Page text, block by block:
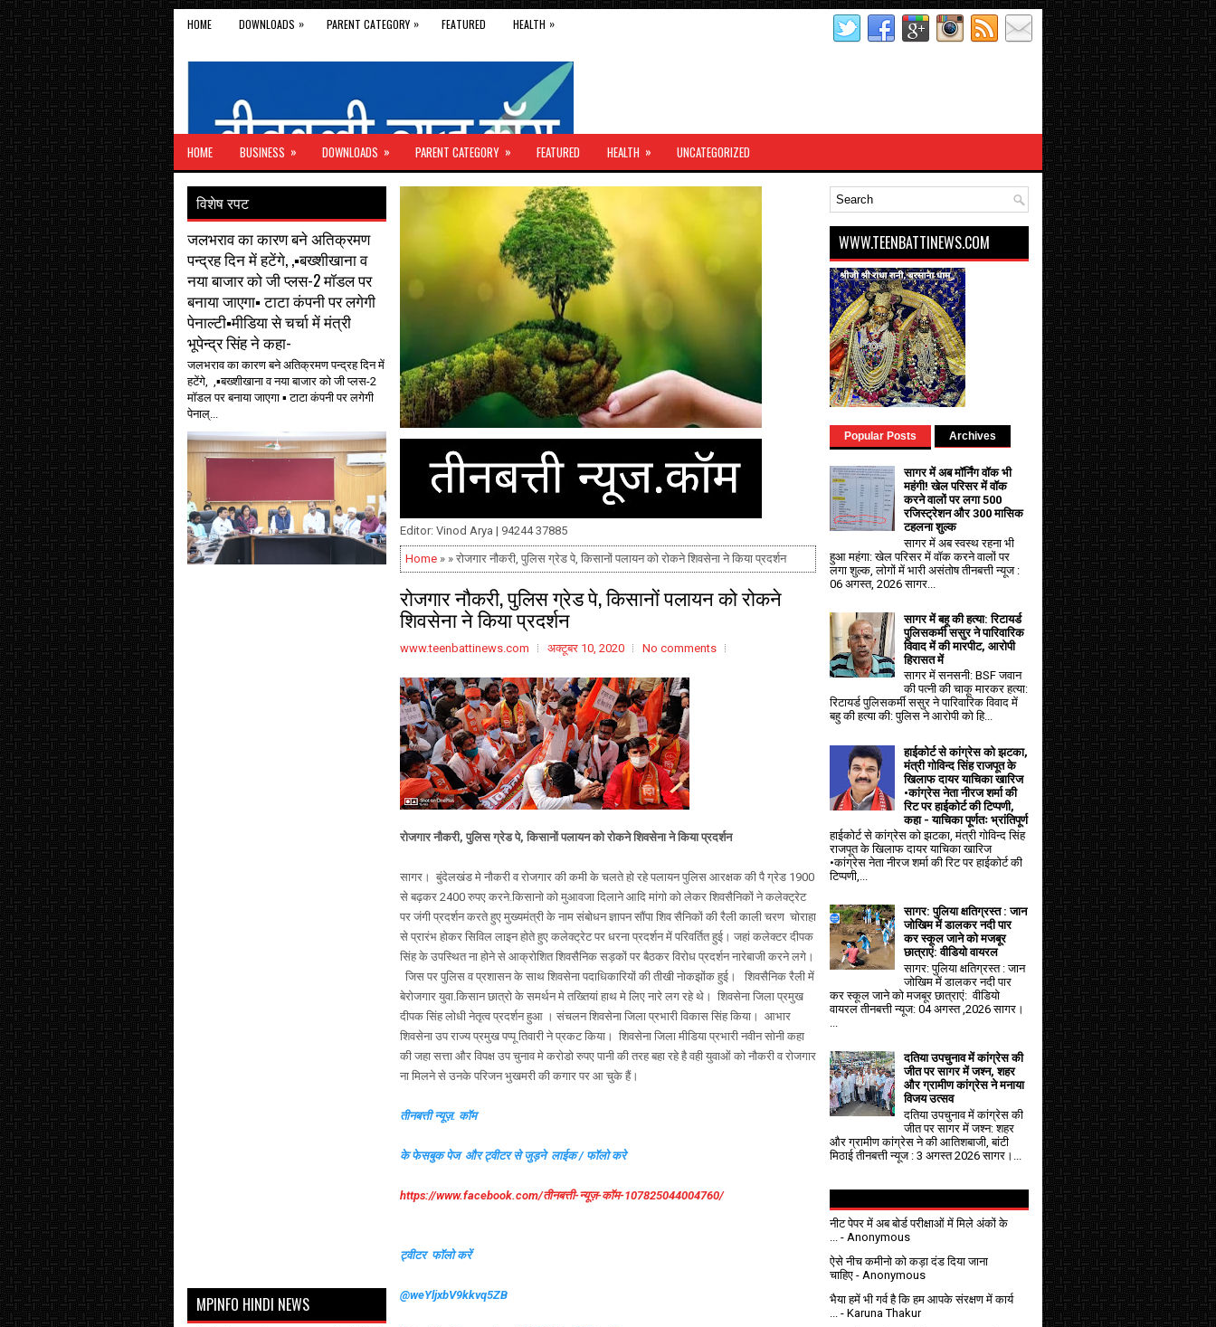
HOME DOWNLOADS » PARENT CATEGORY » FEATURED HEALTH »
HOME BUSINESS » DOWNLOADS » PARENT CATEGORY » FEATURED HEALTH » UNCATEGORIZED
Editor: Vinod Arya | 94244 37885
Home » » रोजगार नौकरी, पुलिस ग्रेड पे, किसानों पलायन को रोकने शिवसेना ने किया प्रदर्शन
रोजगार नौकरी, पुलिस ग्रेड पे, किसानों पलायन को रोकने
शिवसेना ने किया प्रदर्शन
www.teenbattinews.com अक्टूबर 10, 2020 No comments
रोजगार नौकरी, पुलिस ग्रेड पे, किसानों पलायन को रोकने शिवसेना ने किया प्रदर्शन
सागर। बुंदेलखंड मे नौकरी व रोजगार की कमी के चलते हो रहे पलायन पुलिस आरक्षक की पै ग्रेड 1900
से बढ़कर 2400 रुपए करने.किसानो को मुआवजा दिलाने आदि मांगो को लेकर शिवसैनिकों ने कलेक्ट्रेट
पर जंगी प्रदर्शन करते हुए मुख्यमंत्री के नाम संबोधन ज्ञापन सौंपा शिव सैनिकों की रैली काली चरण चोराहा
से प्रारंभ होकर सिविल लाइन होते हुए कलेक्ट्रेट पर धरना प्रदर्शन में परिवर्तित हुई। जहां कलेक्टर दीपक
सिंह के उपस्थित ना होने से आक्रोशित शिवसैनिक सड़कों पर बैठकर विरोध प्रदर्शन नारेबाजी करने लगे।
जिस पर पुलिस व प्रशासन के साथ शिवसेना पदाधिकारियों की तीखी नोकझोंक हुई। शिवसैनिक रैली में
बेरोजगार युवा.किसान छात्रो के समर्थन मे तख्तियां हाथ मे लिए नारे लग रहे थे। शिवसेना जिला प्रमुख
दीपक सिंह लोधी नेतृत्व प्रदर्शन हुआ । संचलन शिवसेना जिला प्रभारी विकास सिंह किया। आभार
शिवसेना उप राज्य प्रमुख पप्पू तिवारी ने प्रकट किया। शिवसेना जिला मीडिया प्रभारी नवीन सोनी कहा
की जहा सत्ता और विपक्ष उप चुनाव मे करोडो रुपए पानी की तरह बहा रहे है वही युवाओं को नौकरी व रोजगार
ना मिलने से उनके परिजन भुखमरी की कगार पर आ चुके हैं।
तीनबत्ती न्यूज़. कॉम
के फेसबुक पेज और ट्वीटर से जुड़ने लाईक / फॉलो करे
https://www.facebook.com/तीनबत्ती-न्यूज़-कॉम-107825044004760/
ट्वीटर फॉलो करें
@weYljxbV9kkvq5ZB
विशेष रपट
जलभराव का कारण बने अतिक्रमण
पन्द्रह दिन में हटेंगे, ,▪️बख्शीखाना व
नया बाजार को जी प्लस-2 मॉडल पर
बनाया जाएगा▪️ टाटा कंपनी पर लगेगी
पेनाल्टी▪️मीडिया से चर्चा में मंत्री
भूपेन्द्र सिंह ने कहा-
जलभराव का कारण बने अतिक्रमण पन्द्रह दिन में
हटेंगे, ,▪️बख्शीखाना व नया बाजार को जी प्लस-2
मॉडल पर बनाया जाएगा ▪️ टाटा कंपनी पर लगेगी
पेनाल्...
MPINFO HINDI NEWS
WWW.TEENBATTINEWS.COM
Popular Posts Archives
सागर में अब मॉर्निंग वॉक भी
महंगी! खेल परिसर में वॉक
करने वालों पर लगा ₹500
रजिस्ट्रेशन और ₹300 मासिक
टहलना शुल्क
सागर में अब स्वस्थ रहना भी
हुआ महंगा: खेल परिसर में वॉक करने वालों पर
लगा शुल्क, लोगों में भारी असंतोष तीनबत्ती न्यूज :
06 अगस्त, 2026 सागर...
सागर में बहू की हत्या: रिटायर्ड
पुलिसकर्मी ससुर ने पारिवारिक
विवाद में की मारपीट, आरोपी
हिरासत में
सागर में सनसनी: BSF जवान
की पत्नी की चाकू मारकर हत्या:
रिटायर्ड पुलिसकर्मी ससुर ने पारिवारिक विवाद में
बहु की हत्या की: पुलिस ने आरोपी को हि...
हाईकोर्ट से कांग्रेस को झटका,
मंत्री गोविन्द सिंह राजपूत के
खिलाफ दायर याचिका खारिज
•कांग्रेस नेता नीरज शर्मा की
रिट पर हाईकोर्ट की टिप्पणी,
कहा - याचिका पूर्णतः भ्रांतिपूर्ण
हाईकोर्ट से कांग्रेस को झटका, मंत्री गोविन्द सिंह
राजपूत के खिलाफ दायर याचिका खारिज
•कांग्रेस नेता नीरज शर्मा की रिट पर हाईकोर्ट की
टिप्पणी,...
सागर: पुलिया क्षतिग्रस्त : जान
जोखिम में डालकर नदी पार
कर स्कूल जाने को मजबूर
छात्राएं: वीडियो वायरल
सागर: पुलिया क्षतिग्रस्त : जान
जोखिम में डालकर नदी पार
कर स्कूल जाने को मजबूर छात्राएं: वीडियो
वायरल तीनबत्ती न्यूज: 04 अगस्त ,2026 सागर।
...
दतिया उपचुनाव में कांग्रेस की
जीत पर सागर में जश्न, शहर
और ग्रामीण कांग्रेस ने मनाया
विजय उत्सव
दतिया उपचुनाव में कांग्रेस की
जीत पर सागर में जश्न: शहर
और ग्रामीण कांग्रेस ने की आतिशबाजी, बांटी
मिठाई तीनबत्ती न्यूज : 3 अगस्त 2026 सागर।...
नीट पेपर में अब बोर्ड परीक्षाओं में मिले अंकों के
- Anonymous
ऐसे नीच कमीनो को कड़ा दंड दिया जाना
चाहिए - Anonymous
भैया हमें भी गर्व है कि हम आपके संरक्षण में कार्य
- Karuna Thakur